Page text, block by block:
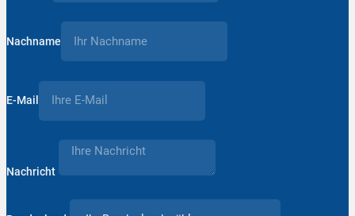
Nachname
E-Mail
Nachricht